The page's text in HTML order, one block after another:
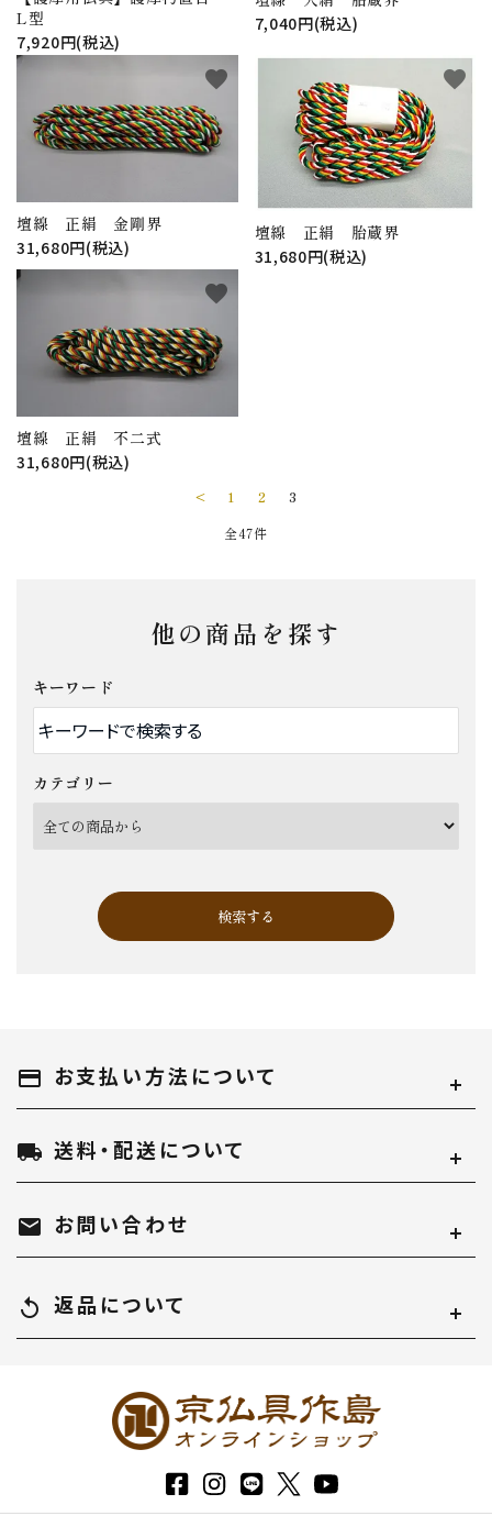
L型
7,920円(税込)
7,040円(税込)
壇線 正絹 金剛界
31,680円(税込)
favorite
壇線 正絹 胎蔵界
31,680円(税込)
favorite
壇線 正絹 不二式
31,680円(税込)
favorite
< 1 2
3
全47件
他の商品を探す
キーワード
カテゴリー
検索する
キーワード
カテゴリー
payment お支払い方法について
local_shipping 送料・配送について
mail お問い合わせ
replay 返品について